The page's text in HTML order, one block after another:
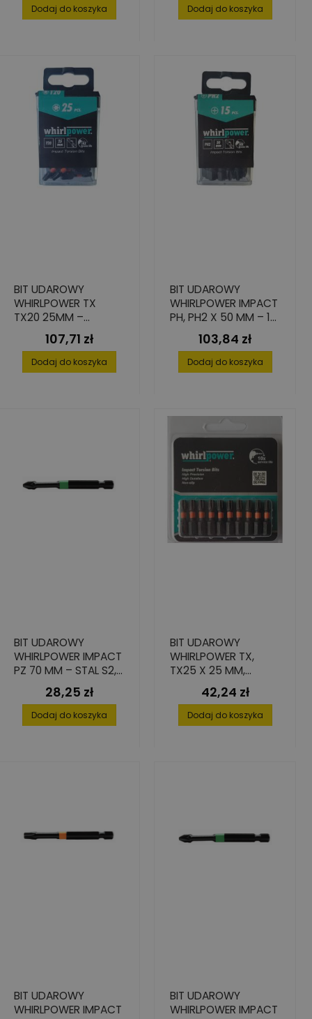
Dodaj do koszyka Dodaj do koszyka
BIT UDAROWY
WHIRLPOWER TX
TX20 25MM –
PROFESJONALNY
ZESTAW 25 SZTUK
Cena
107,71 zł
Dodaj do koszyka
BIT UDAROWY
WHIRLPOWER IMPACT
PH, PH2 X 50 MM – 15
Cena
103,84 zł
Dodaj do koszyka
BIT UDAROWY
WHIRLPOWER IMPACT
PZ 70 MM – STAL S2,
Cena
28,25 zł
Dodaj do koszyka
BIT UDAROWY
WHIRLPOWER TX,
TX25 X 25 MM,
ZESTAW 10 SZT.
Cena
42,24 zł
Dodaj do koszyka
BIT UDAROWY
WHIRLPOWER IMPACT
BIT UDAROWY
WHIRLPOWER IMPACT